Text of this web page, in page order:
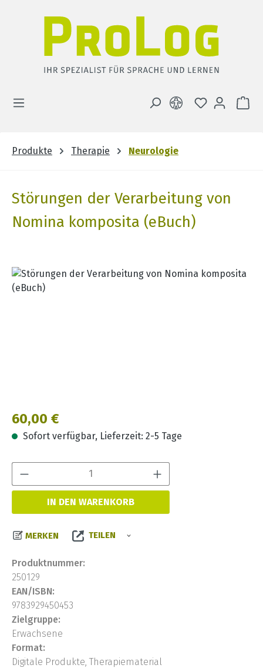
DU HAST 0
Produkte Therapie Neurologie
Störungen der Verarbeitung von
Nomina komposita (eBuch)
Bildergalerie überspringen
Regulärer Preis:
60,00 €
Sofort verfügbar, Lieferzeit: 2-5 Tage
IN DEN WARENKORB
MERKEN TEILEN
Produktnummer:
250129
EAN/ISBN:
9783929450453
Zielgruppe:
Erwachsene
Format:
Digitale Produkte, Therapiematerial